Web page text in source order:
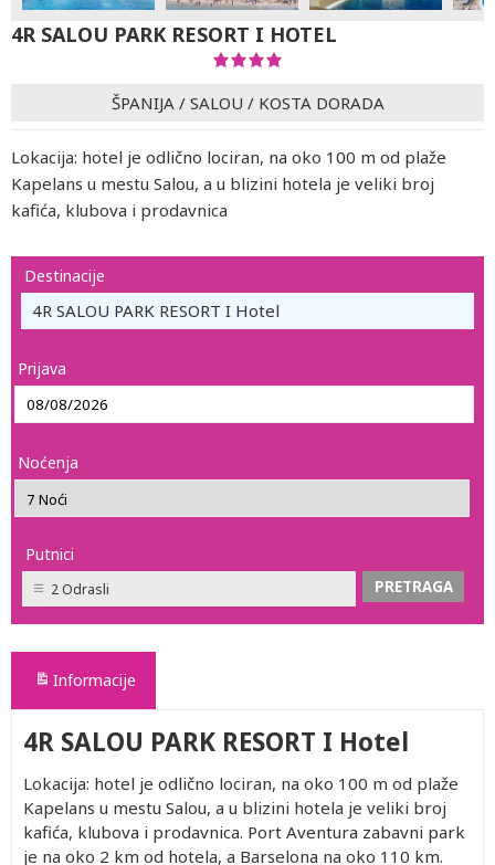
4R SALOU PARK RESORT I HOTEL
ŠPANIJA / SALOU / KOSTA DORADA
Lokacija: hotel je odlično lociran, na oko 100 m od plaže
Kapelans u mestu Salou, a u blizini hotela je veliki broj
kafića, klubova i prodavnica
Destinacije
4R SALOU PARK RESORT I Hotel
Prijava
Noćenja
Putnici
2 Odrasli
Informacije
4R SALOU PARK RESORT I Hotel
Lokacija: hotel je odlično lociran, na oko 100 m od plaže
Kapelans u mestu Salou, a u blizini hotela je veliki broj
kafića, klubova i prodavnica. Port Aventura zabavni park
je na oko 2 km od hotela, a Barselona na oko 110 km.